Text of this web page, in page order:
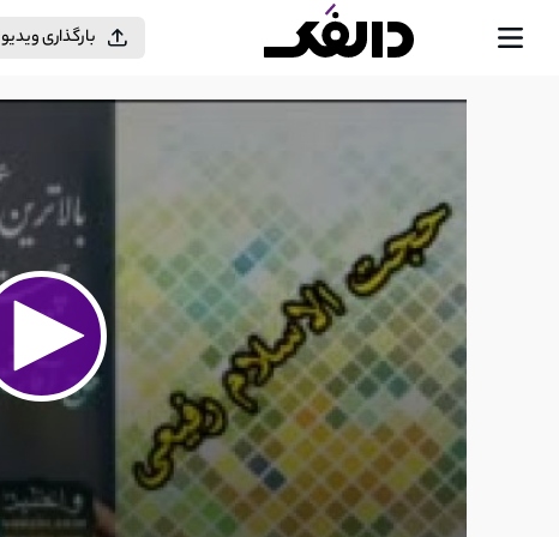
بارگذاری ویدیو